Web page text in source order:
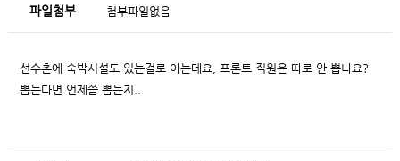
파일첨부 첨부파일없음
선수촌에 숙박시설도 있는걸로 아는데요, 프론트 직원은 따로 안 뽑나요?
뽑는다면 언제쯤 뽑는지..